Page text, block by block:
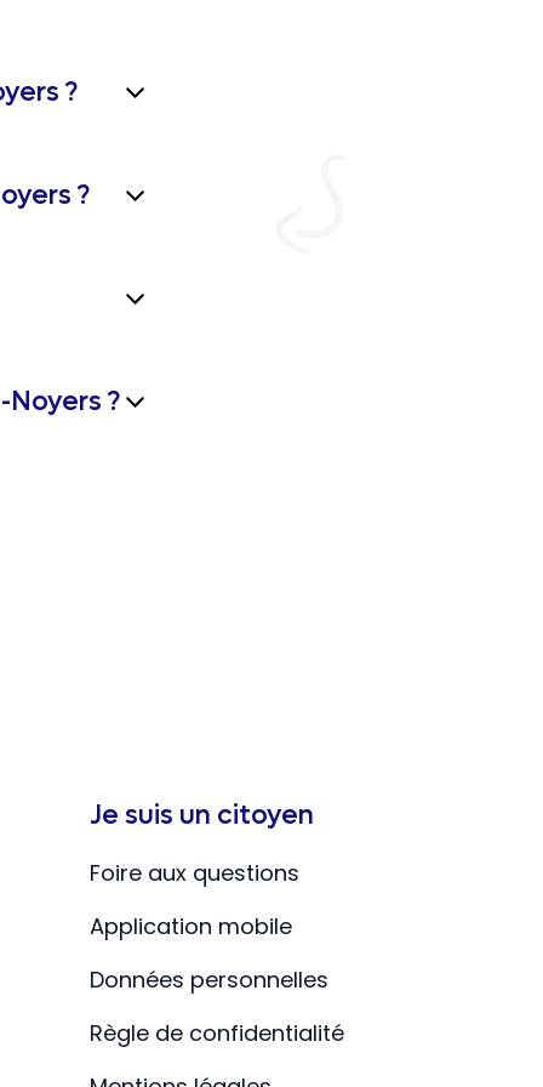
?
?
?
Je suis un citoyen
Foire aux questions
Application mobile
Données personnelles
Règle de confidentialité